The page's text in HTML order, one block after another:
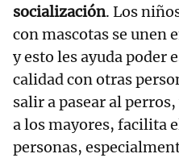
socialización. Los
con mascotas se unen
y esto les ayuda poder
calidad con otras
salir a pasear al
a los mayores, facilita
personas,